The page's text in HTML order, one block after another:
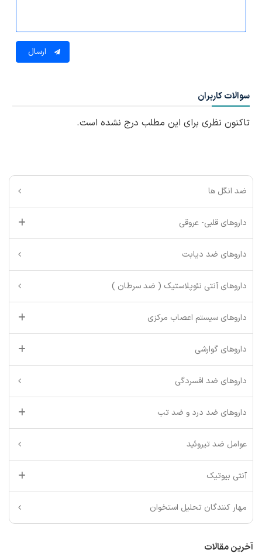
ارسال
سوالات کاربران
تاکنون نظری برای این مطلب درج نشده است.
ضد انگل ها
داروهای قلبی- عروقی
داروهای ضد دیابت
داروهای آنتی نئوپلاستیک ( ضد سرطان )
داروهای سیستم اعصاب مرکزی
داروهای گوارشی
داروهای ضد افسردگی
داروهای ضد درد و ضد تب
عوامل ضد تیروئید
آنتی بیوتیک
مهار کنندگان تحلیل استخوان
آخرین مقالات